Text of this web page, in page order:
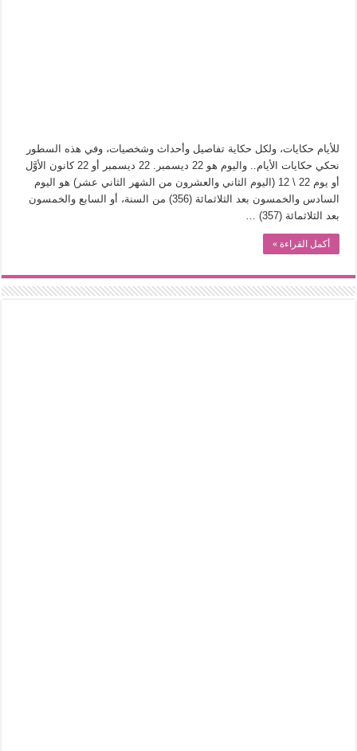
الطعام في الحضارة الإسلامية.. تاريخ يُقرأ بالنكهات
يوم شاهدت زينات صدقي على المسرح وسرحت!
للأيام حكايات، ولكل حكاية تفاصيل وأحداث وشخصيات، وفي هذه السطور
نحكي حكايات الأيام.. واليوم هو 22 ديسمبر. 22 ديسمبر أو 22 كانون الأوَّل
أو يوم 22 \ 12 (اليوم الثاني والعشرون من الشهر الثاني عشر) هو اليوم
السادس والخمسون بعد الثلاثمائة (356) من السنة، أو السابع والخمسون
بعد الثلاثمائة (357) …
أكمل القراءة »